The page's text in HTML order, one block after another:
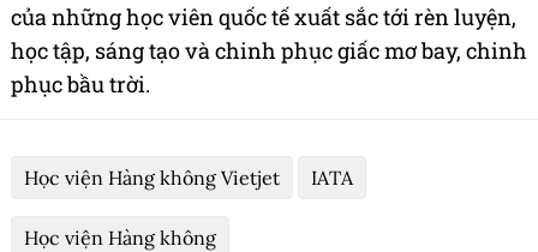
của những học viên quốc tế xuất sắc tới rèn luyện,
học tập, sáng tạo và chinh phục giấc mơ bay, chinh
phục bầu trời.
Học viện Hàng không Vietjet IATA
Học viện Hàng không